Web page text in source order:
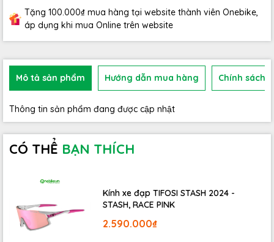
Tặng 100.000₫ mua hàng tại website thành viên Onebike,
áp dụng khi mua Online trên website
Mô tả sản phẩm Hướng dẫn mua hàng Chính sách
Thông tin sản phẩm đang được cập nhật
CÓ THỂ BẠN THÍCH
Kính xe đạp TIFOSI STASH 2024 -
STASH, RACE PINK
2.590.000₫